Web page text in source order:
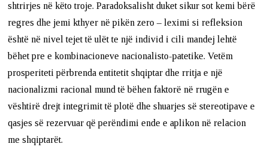
shtrirjes në këto troje. Paradoksalisht duket sikur sot kemi bërë
regres dhe jemi kthyer në pikën zero – leximi si refleksion
është në nivel tejet të ulët te një individ i cili mandej lehtë
bëhet pre e kombinacioneve nacionalisto-patetike. Vetëm
prosperiteti përbrenda entitetit shqiptar dhe rritja e një
nacionalizmi racional mund të bëhen faktorë në rrugën e
vështirë drejt integrimit të plotë dhe shuarjes së stereotipave e
qasjes së rezervuar që perëndimi ende e aplikon në relacion
me shqiptarët.